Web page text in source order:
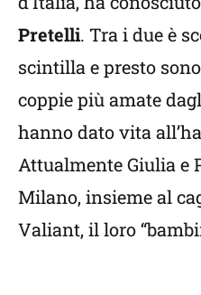
Pretelli. Tra i due è
scintilla e presto
coppie più amate
hanno dato vita
Attualmente Giulia e
Milano, insieme al
Valiant, il loro